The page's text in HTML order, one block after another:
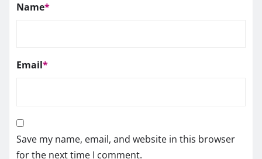
Name*
Email*
Save my name, email, and website in this browser
for the next time I comment.